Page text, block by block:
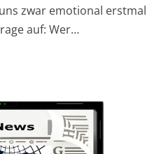
zwar emotional erstmal
auf: Wer…